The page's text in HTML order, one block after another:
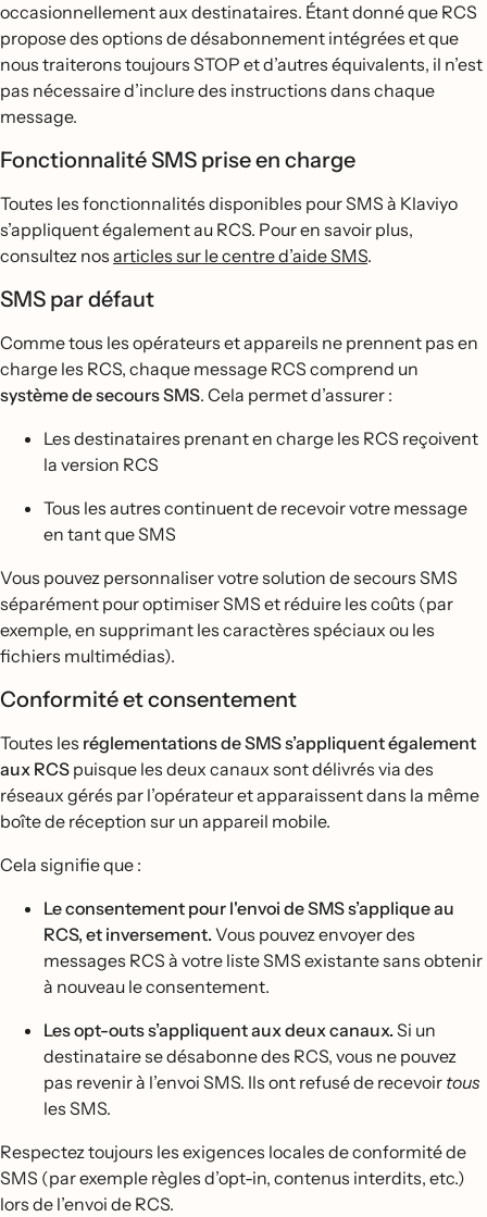
occasionnellement aux destinataires. Étant donné que RCS
propose des options de désabonnement intégrées et que
nous traiterons toujours STOP et d’autres équivalents, il n’est
pas nécessaire d’inclure des instructions dans chaque
message.
Fonctionnalité SMS prise en charge
Toutes les fonctionnalités disponibles pour SMS à Klaviyo
s’appliquent également au RCS. Pour en savoir plus,
consultez nos articles sur le centre d’aide SMS.
SMS par défaut
Comme tous les opérateurs et appareils ne prennent pas en
charge les RCS, chaque message RCS comprend un
système de secours SMS. Cela permet d’assurer :
Les destinataires prenant en charge les RCS reçoivent
la version RCS
Tous les autres continuent de recevoir votre message
en tant que SMS
Vous pouvez personnaliser votre solution de secours SMS
séparément pour optimiser SMS et réduire les coûts (par
exemple, en supprimant les caractères spéciaux ou les
fichiers multimédias).
Conformité et consentement
Toutes les réglementations de SMS s’appliquent également
aux RCS puisque les deux canaux sont délivrés via des
réseaux gérés par l’opérateur et apparaissent dans la même
boîte de réception sur un appareil mobile.
Cela signifie que :
Le consentement pour l'envoi de SMS s’applique au
RCS, et inversement.Vous pouvez envoyer des
messages RCS à votre liste SMS existante sans obtenir
à nouveau le consentement.
Les opt-outs s’appliquent aux deux canaux.Si un
destinataire se désabonne des RCS, vous ne pouvez
pas revenir à l’envoi SMS. Ils ont refusé de recevoir tous
les SMS.
Respectez toujours les exigences locales de conformité de
SMS (par exemple règles d’opt-in, contenus interdits, etc.)
lors de l’envoi de RCS.